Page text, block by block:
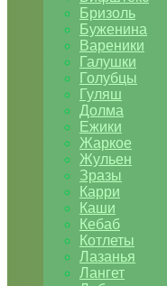
Бризоль
Буженина
Вареники
Галушки
Голубцы
Гуляш
Долма
Ежики
Жаркое
Жульен
Зразы
Карри
Каши
Кебаб
Котлеты
Лазанья
Лангет